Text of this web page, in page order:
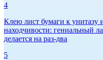
4
Клею лист бумаги к унитазу
находчивости: гениальный
делается на раз-два
5